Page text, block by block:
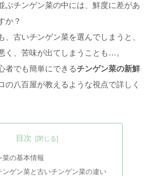
ぶチンゲン菜の中には、鮮度に差があ
か？
、古いチンゲン菜を選んでしまうと、
く、苦味が出てしまうことも…。
者でも簡単にできるチンゲン菜の新鮮
の八百屋が教えるような視点で詳しく
目次
菜の基本情報
ンゲン菜と古いチンゲン菜の違い